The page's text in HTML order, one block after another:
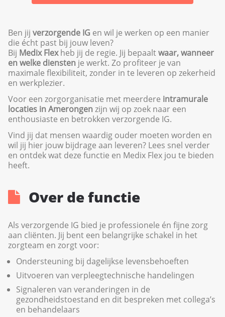
Ben jij verzorgende IG en wil je werken op een manier
die écht past bij jouw leven?
Bij Medix Flex heb jij de regie. Jij bepaaltwaar, wanneer
en welke diensten je werkt. Zo profiteer je van
maximale flexibiliteit, zonder in te leveren op zekerheid
en werkplezier.
Voor een zorgorganisatie met meerdere intramurale
locaties in Amerongenzijn wij op zoek naar een
enthousiaste en betrokken verzorgende IG.
Vind jij dat mensen waardig ouder moeten worden en
wil jij hier jouw bijdrage aan leveren? Lees snel verder
en ontdek wat deze functie en Medix Flex jou te bieden
heeft.
Over de functie
Als verzorgende IG bied je professionele én fijne zorg
aan cliënten. Jij bent een belangrijke schakel in het
zorgteam en zorgt voor:
Ondersteuning bij dagelijkse levensbehoeften
Uitvoeren van verpleegtechnische handelingen
Signaleren van veranderingen in de
gezondheidstoestand en dit bespreken met collega’s
en behandelaars